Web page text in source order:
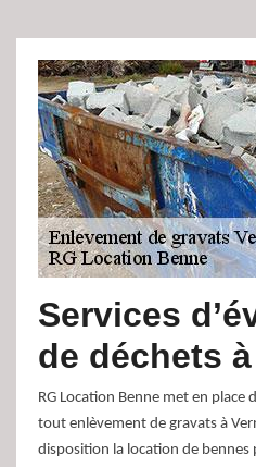
Services
de déchets
RG Location Benne met en place
tout enlèvement de gravats à
disposition la location de